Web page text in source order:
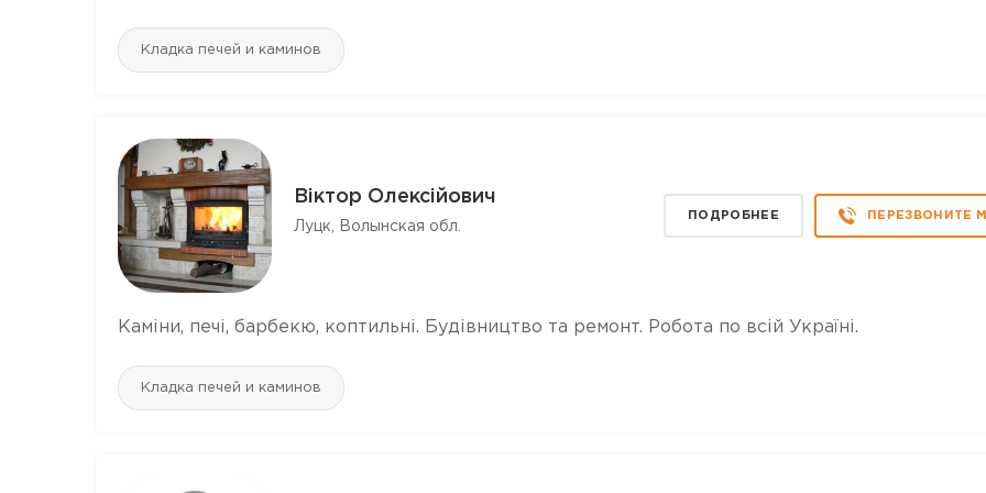
Кладка печей и каминов
Віктор Олексійович
Луцк, Волынская обл.
ПОДРОБНЕЕ ПЕРЕЗВОНИТЕ
Каміни, печі, барбекю, коптильні. Будівництво та ремонт. Робота по всій Україні.
Кладка печей и каминов